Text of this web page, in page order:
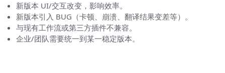
新版本 UI/交互改变，影响效率。
新版本引入 BUG（卡顿、崩溃、翻译结果变差等）。
与现有工作流或第三方插件不兼容。
企业/团队需要统一到某一稳定版本。